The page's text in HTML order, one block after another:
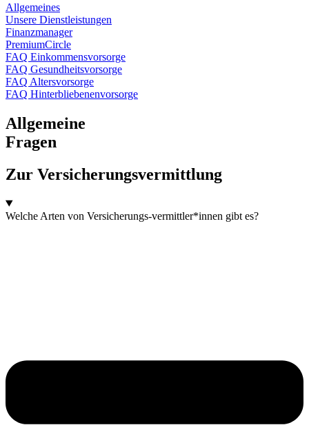
Allgemeines
Unsere Dienstleistungen
Finanzmanager
PremiumCircle
FAQ Einkommensvorsorge
FAQ Gesundheitsvorsorge
FAQ Altersvorsorge
FAQ Hinterbliebenenvorsorge
Allgemeine
Fragen
Zur Versicherungsvermittlung
Welche Arten von Versicherungs-vermittler*innen gibt es?